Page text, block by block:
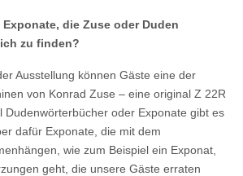
die Zuse oder Duden
zu finden?
Ausstellung können Gäste eine der
von Konrad Zuse – eine original Z 22R
Dudenwörterbücher oder Exponate gibt es
dafür Exponate, die mit dem
wie zum Beispiel ein Exponat,
geht, die unsere Gäste erraten